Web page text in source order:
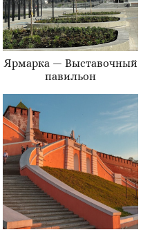
Ярмарка — Выставочный
павильон